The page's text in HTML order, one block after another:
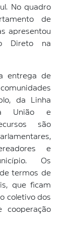
No quadro
de
apresentou
Direto na
entrega de
da Linha
União e
são
e
Os
termos de
que ficam
coletivo dos
cooperação